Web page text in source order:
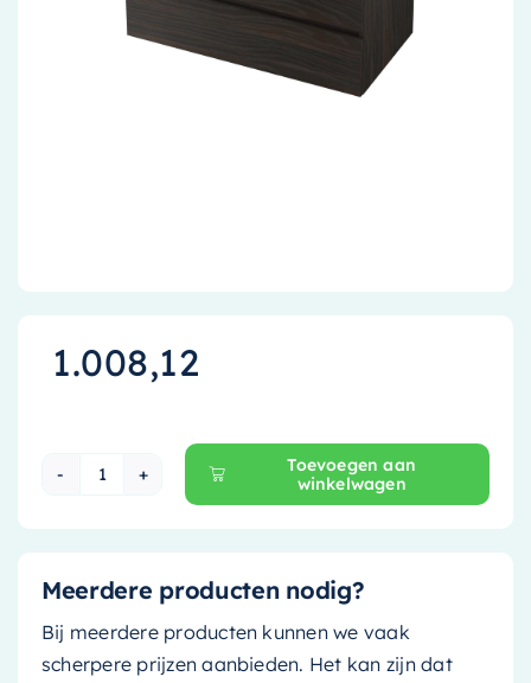
1.008,12
Ink Wastafelonderkast - 90 cm x 45 cm -
Toevoegen aan
winkelwagen
Meerdere producten nodig?
Bij meerdere producten kunnen we vaak
scherpere prijzen aanbieden. Het kan zijn dat